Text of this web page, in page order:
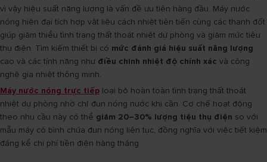
vì vậy hiệu suất năng lượng là vấn đề ưu tiên hàng đầu. Máy nước
nóng hiện đại tích hợp vật liệu cách nhiệt tiên tiến cùng các thanh đốt
giúp giảm thiểu tình trạng thất thoát nhiệt dự phòng và giảm mức tiêu
thụ điện. Tìm kiếm thiết bị có mức đánh giá hiệu suất năng lượng
cao và các tính năng như điều chỉnh nhiệt độ chính xác và công
nghệ gia nhiệt thông minh.
Máy nước nóng trực tiếp loại bỏ hoàn toàn tình trạng thất thoát
nhiệt dự phòng nhờ chỉ đun nóng nước khi cần. Cơ chế hoạt động
theo nhu cầu này có thể giảm 20–30% lượng tiệu thụ điện so với
mẫu máy có bình chứa đun nóng liên tục, đồng nghĩa với việc tiết kiệm
đáng kể chi phí tiền điện hàng tháng.